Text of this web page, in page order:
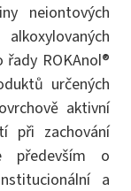
neiontových
ROKAnol®
určených
aktivní
při zachování
především o
a